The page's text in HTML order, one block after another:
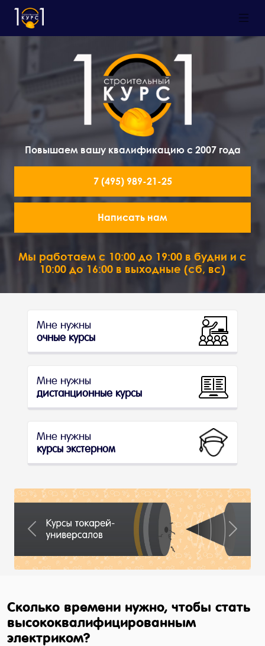
Повышаем вашу квалификацию с 2007 года
7 (495) 989-21-25
Написать нам
Мы работаем с 10:00 до 19:00 в будни и с
10:00 до 16:00 в выходные (сб, вс)
Мне нужны
очные курсы
Мне нужны
дистанционные курсы
Мне нужны
курсы экстерном
Previous Next
Сколько времени нужно, чтобы стать
высококвалифицированным
электриком?